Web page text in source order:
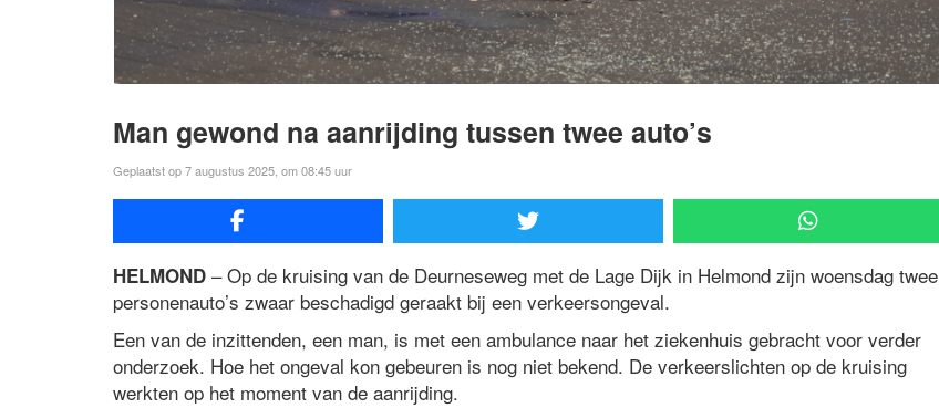
Man gewond na aanrijding tussen twee auto’s
Geplaatst op 7 augustus 2025, om 08:45 uur
HELMOND – Op de kruising van de Deurneseweg met de Lage Dijk in Helmond zijn woensdag twee
personenauto’s zwaar beschadigd geraakt bij een verkeersongeval.
Een van de inzittenden, een man, is met een ambulance naar het ziekenhuis gebracht voor verder
onderzoek. Hoe het ongeval kon gebeuren is nog niet bekend. De verkeerslichten op de kruising
werkten op het moment van de aanrijding.